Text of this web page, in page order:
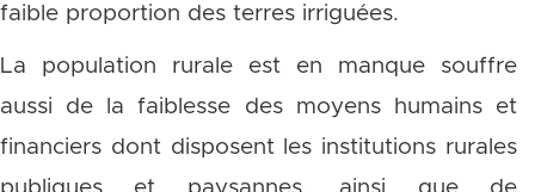
faible proportion des terres irriguées.
La population rurale est en manque souffre
aussi de la faiblesse des moyens humains et
financiers dont disposent les institutions rurales